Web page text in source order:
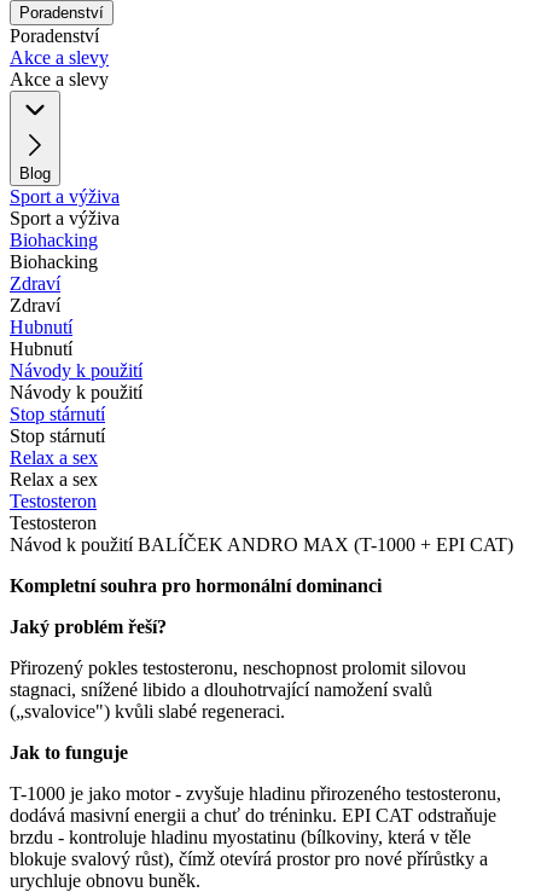
Poradenství
Poradenství
Akce a slevy
Akce a slevy
Blog
Sport a výživa
Sport a výživa
Biohacking
Biohacking
Zdraví
Zdraví
Hubnutí
Hubnutí
Návody k použití
Návody k použití
Stop stárnutí
Stop stárnutí
Relax a sex
Relax a sex
Testosteron
Testosteron
Návod k použití BALÍČEK ANDRO MAX (T-1000 + EPI CAT)
Kompletní souhra pro hormonální dominanci
Jaký problém řeší?
Přirozený pokles testosteronu, neschopnost prolomit silovou
stagnaci, snížené libido a dlouhotrvající namožení svalů
(„svalovice") kvůli slabé regeneraci.
Jak to funguje
T-1000 je jako motor - zvyšuje hladinu přirozeného testosteronu,
dodává masivní energii a chuť do tréninku. EPI CAT odstraňuje
brzdu - kontroluje hladinu myostatinu (bílkoviny, která v těle
blokuje svalový růst), čímž otevírá prostor pro nové přírůstky a
urychluje obnovu buněk.